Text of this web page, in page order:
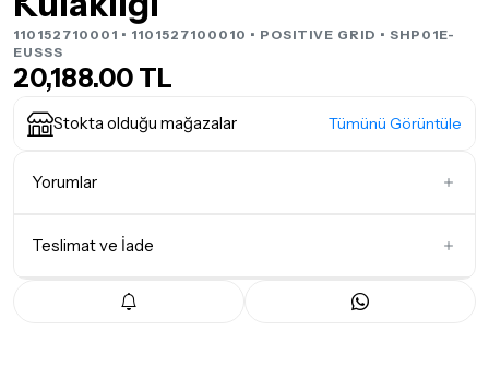
110152710001 • 1101527100010 • POSITIVE GRID • SHP01E-
EUSSS
20,188.00 TL
Stokta olduğu mağazalar Tümünü Görüntüle
Yorumlar
Teslimat ve İade
Teslimat Koşulları